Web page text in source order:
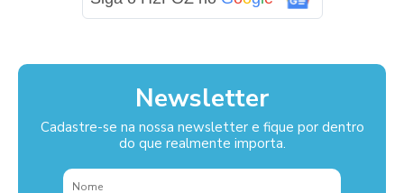
Newsletter
Cadastre-se na nossa newsletter e fique por dentro
do que realmente importa.